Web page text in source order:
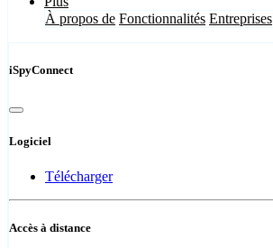
À propos de Fonctionnalités Entreprises
iSpyConnect
Logiciel
Télécharger
Accès à distance